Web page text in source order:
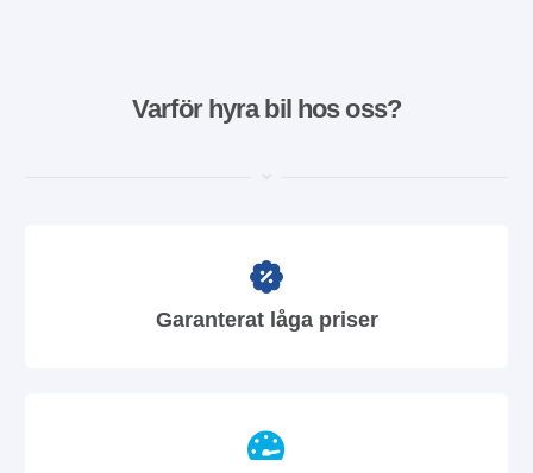
Varför hyra bil hos oss?
Garanterat låga priser